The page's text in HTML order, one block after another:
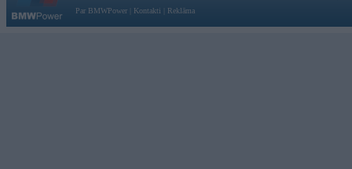
Par BMWPower
Kontakti Reklāma